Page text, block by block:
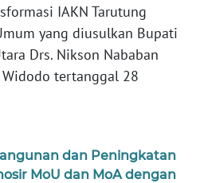
IAKN Tarutung
yang diusulkan Bupati
Drs. Nikson Nababan
Widodo tertanggal 28
dan Peningkatan
MoU dan MoA dengan